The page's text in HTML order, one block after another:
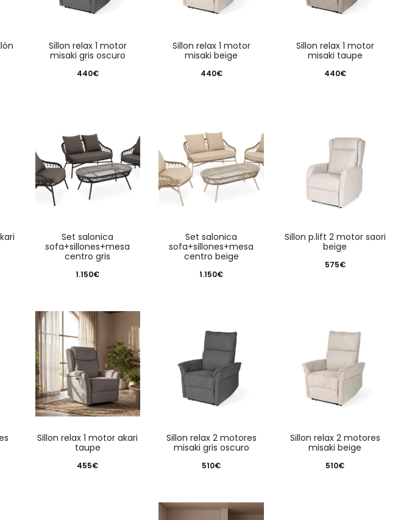
sillon relax 1 motor
misaki gris oscuro
440€
sillon relax 1 motor
misaki beige
440€
sillon relax 1 motor
misaki taupe
440€
set salonica
sofa+sillones+mesa
centro gris
1.150€
set salonica
sofa+sillones+mesa
centro beige
1.150€
sillon p.lift 2 motor saori
beige
575€
sillon relax 1 motor akari
taupe
455€
sillon relax 2 motores
misaki gris oscuro
510€
sillon relax 2 motores
misaki beige
510€